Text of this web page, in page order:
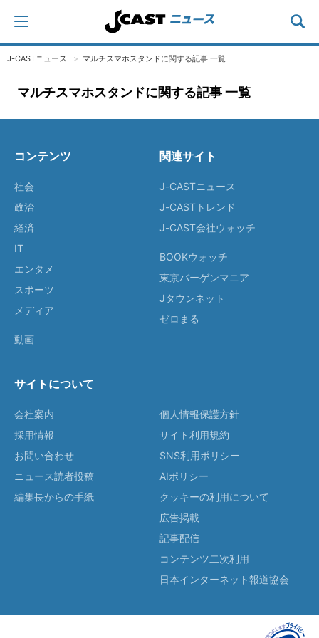
J-CASTニュース マルチスマホスタンドに関する記事 一覧
マルチスマホスタンドに関する記事 一覧
コンテンツ
社会
政治
経済
IT
エンタメ
スポーツ
メディア
動画
関連サイト
J-CASTニュース
J-CASTトレンド
J-CAST会社ウォッチ
BOOKウォッチ
東京バーゲンマニア
Jタウンネット
ゼロまる
サイトについて
会社案内
採用情報
お問い合わせ
ニュース読者投稿
編集長からの手紙
個人情報保護方針
サイト利用規約
SNS利用ポリシー
AIポリシー
クッキーの利用について
広告掲載
記事配信
コンテンツ二次利用
日本インターネット報道協会